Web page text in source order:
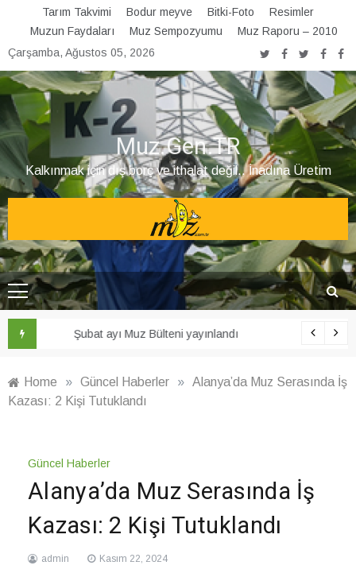
content
Tarım Takvimi Bodur meyve Bitki-Foto
Resimler
Muzun Faydaları
Muz Sempozyumu
Muz Raporu – 2010
Çarşamba, Ağustos 05, 2026
Muz.Gen.TR
Kalkınmak için dış borç ve ithalat değil.. İnadına Üretim
Şubat ayı Muz Bülteni yayınlandı
Home » Güncel Haberler » Alanya’da Muz Serasında İş
Kazası: 2 Kişi Tutuklandı
Güncel Haberler
Alanya’da Muz Serasında İş
Kazası: 2 Kişi Tutuklandı
admin Kasım 22, 2024